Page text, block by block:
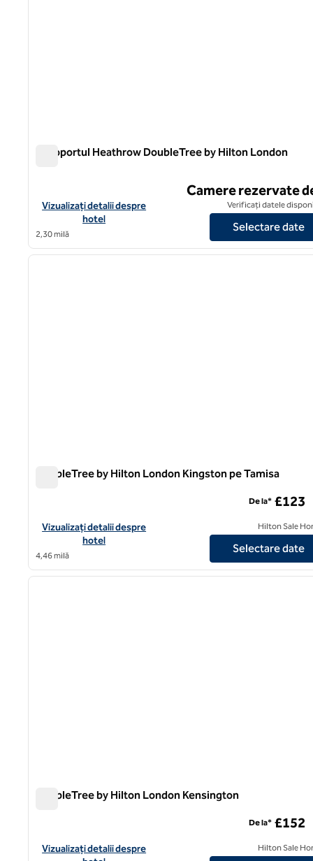
Aeroportul Heathrow DoubleTree by Hilton London
Vizualizați detaliile hotelului pentru aeroportul DoubleTree by
Vizualizați detalii despre
hotel
2,30 milă
Camere rezervate
Verificați datele
Selectare date
1
1 din 12
DoubleTree by Hilton London Kingston pe Tamisa
Vizualizați detaliile hotelului DoubleTree by Hilton London
Vizualizați detalii despre
hotel
4,46 milă
De la* £123
Hilton Sale
Selectare date
1
1 din 12
DoubleTree by Hilton London Kensington
Vizualizați detaliile hotelului DoubleTree by Hilton London
Vizualizați detalii despre
De la* £152
Hilton Sale